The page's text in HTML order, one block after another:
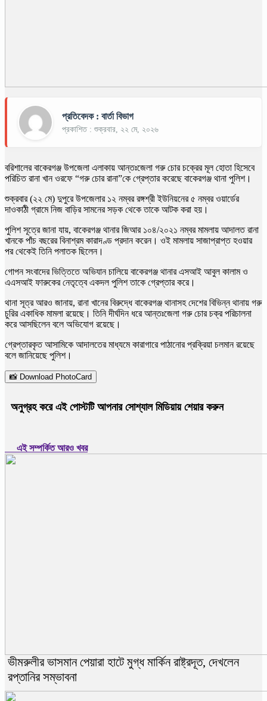
প্রতিবেদক : বার্তা বিভাগ
প্রকাশিত : শুক্রবার, ২২ মে, ২০২৬
বরিশালেরবাকেরগঞ্জ উপজেলা এলাকায় আন্তঃজেলা গরু চোর চক্রের মূল হোতা হিসেবে
পরিচিত রানা খান ওরফে “গরু চোর রানা”কে গ্রেপ্তার করেছেবাকেরগঞ্জ থানা পুলিশ।
শুক্রবার (২২ মে) দুপুরে উপজেলার ১২ নম্বর রঙ্গশ্রী ইউনিয়নের ৫ নম্বর ওয়ার্ডের
দাওকাঠী গ্রামে নিজ বাড়ির সামনের সড়ক থেকে তাকে আটক করা হয়।
পুলিশ সূত্রে জানা যায়, বাকেরগঞ্জ থানার জিআর ১০৪/২০২১ নম্বর মামলায় আদালত রানা
খানকে পাঁচ বছরের বিনাশ্রম কারাদণ্ড প্রদান করেন। ওই মামলায় সাজাপ্রাপ্ত হওয়ার
পর থেকেই তিনি পলাতক ছিলেন।
গোপন সংবাদের ভিত্তিতে অভিযান চালিয়ে বাকেরগঞ্জ থানার এসআই আবুল কালাম ও
এএসআই ফারুকের নেতৃত্বে একদল পুলিশ তাকে গ্রেপ্তার করে।
থানা সূত্র আরও জানায়, রানা খানের বিরুদ্ধে বাকেরগঞ্জ থানাসহ দেশের বিভিন্ন থানায় গরু
চুরির একাধিক মামলা রয়েছে। তিনি দীর্ঘদিন ধরে আন্তঃজেলা গরু চোর চক্র পরিচালনা
করে আসছিলেন বলে অভিযোগ রয়েছে।
গ্রেপ্তারকৃত আসামিকে আদালতের মাধ্যমে কারাগারে পাঠানোর প্রক্রিয়া চলমান রয়েছে
বলে জানিয়েছে পুলিশ।
📸 Download PhotoCard
অনুগ্রহ করে এই পোস্টটি আপনার সোশ্যাল মিডিয়ায় শেয়ার করুন
এই সম্পর্কিত আরও খবর
ভীমরুলীর ভাসমান পেয়ারা হাটে মুগ্ধ মার্কিন রাষ্ট্রদূত, দেখলেন
রপ্তানির সম্ভাবনা